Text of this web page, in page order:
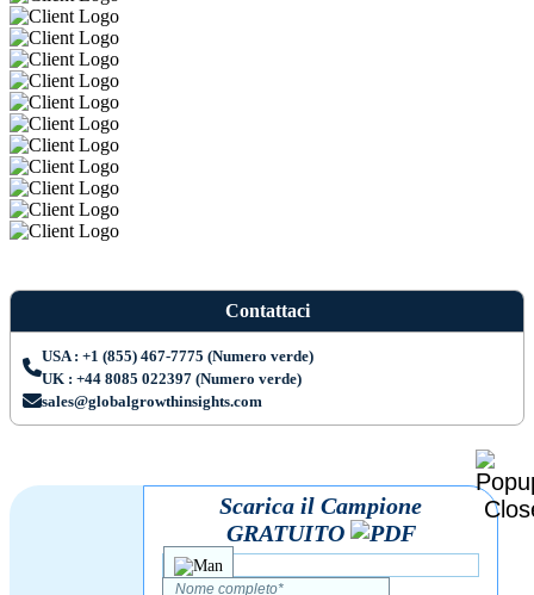
Contattaci
USA : +1 (855) 467-7775 (Numero verde)
UK : +44 8085 022397 (Numero verde)
sales@globalgrowthinsights.com
Scarica il Campione
GRATUITO